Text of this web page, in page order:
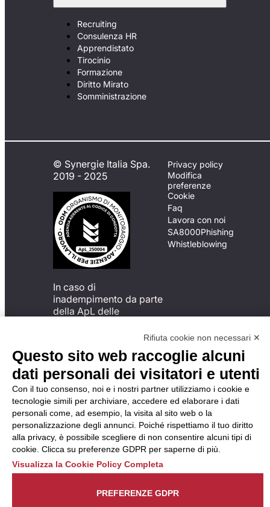
Recruiting
Consulenza HR
Apprendistato
Tirocinio
Formazione
Diritto Mirato
Somministrazione
© Synergie Italia Spa.
2019 - 2025
In caso di
inadempimento da parte
della ApL delle
del Codice di Condotta, è
possibile presentare un
reclamo
all’Organismo di
Monitoraggio utilizzando
una delle modalità
descritte al seguente
indirizzo web
https://odm-
agenzielavoro.it/reclami/ .
Privacy policy
Modifica
preferenze
Cookie
Faq
Lavora con noi
SA8000Phishing
Whistleblowing
Rifiuta cookie non necessari ✕
Questo sito web raccoglie alcuni
dati personali dei visitatori e utenti
Con il tuo consenso, noi e i nostri partner utilizziamo i cookie e
tecnologie simili per archiviare, accedere ed elaborare i dati
personali come, ad esempio, la visita al sito web o la
personalizzazione degli annunci. Poiché rispettiamo il tuo diritto
alla privacy, è possibile scegliere di non consentire alcuni tipi di
cookie. Clicca su preferenze GDPR per saperne di più.
Visualizza la Cookie Policy Completa
PREFERENZE GDPR